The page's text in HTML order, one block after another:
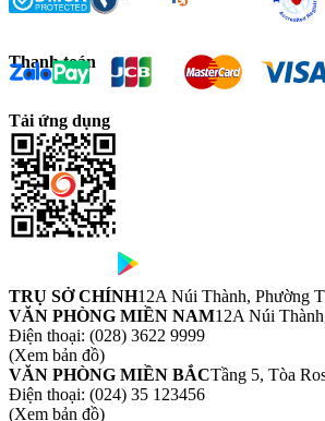
Thanh toán
Tải ứng dụng
TRỤ SỞ CHÍNH12A Núi Thành, Phường
VĂN PHÒNG MIỀN NAM12A Núi
Điện thoại: (028) 3622 9999
(Xem bản đồ)
VĂN PHÒNG MIỀN BẮCTầng 5, Tòa
Điện thoại: (024) 35 123456
(Xem bản đồ)